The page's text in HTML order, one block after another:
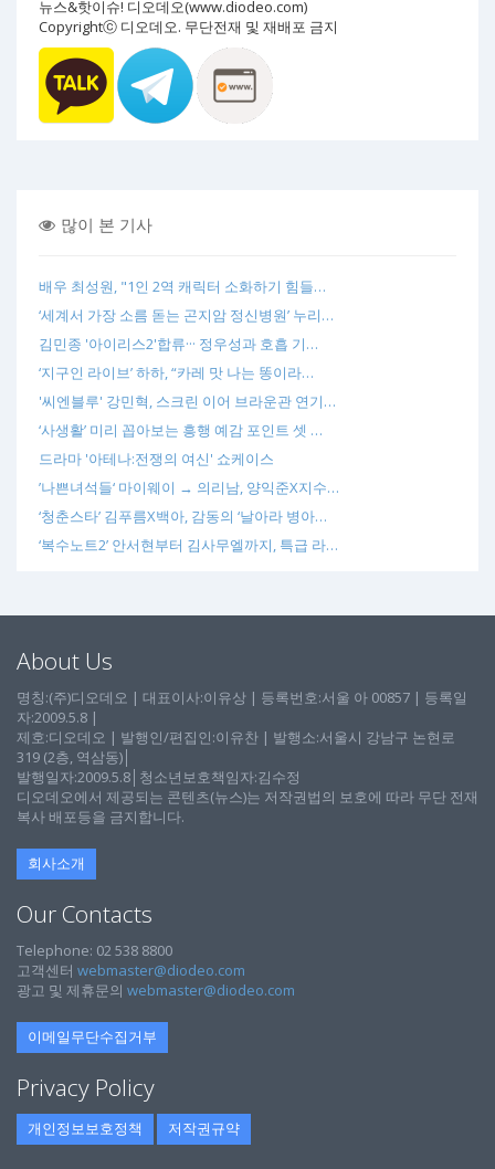
뉴스&핫이슈! 디오데오(www.diodeo.com)
Copyrightⓒ 디오데오. 무단전재 및 재배포 금지
많이 본 기사
배우 최성원, "1인 2역 캐릭터 소화하기 힘들…
‘세계서 가장 소름 돋는 곤지암 정신병원’ 누리…
김민종 '아이리스2'합류··· 정우성과 호흡 기…
‘지구인 라이브’ 하하, “카레 맛 나는 똥이라…
'씨엔블루' 강민혁, 스크린 이어 브라운관 연기…
‘사생활’ 미리 꼽아보는 흥행 예감 포인트 셋 …
드라마 '아테나:전쟁의 여신' 쇼케이스
’나쁜녀석들‘ 마이웨이 → 의리남, 양익준X지수…
‘청춘스타’ 김푸름X백아, 감동의 ‘날아라 병아…
‘복수노트2’ 안서현부터 김사무엘까지, 특급 라…
About Us
명칭:(주)디오데오 | 대표이사:이유상 | 등록번호:서울 아 00857 | 등록일
자:2009.5.8 |
제호:디오데오 | 발행인/편집인:이유찬 | 발행소:서울시 강남구 논현로
319 (2층, 역삼동)│
발행일자:2009.5.8│청소년보호책임자:김수정
디오데오에서 제공되는 콘텐츠(뉴스)는 저작권법의 보호에 따라 무단 전재
복사 배포등을 금지합니다.
회사소개
Our Contacts
Telephone: 02 538 8800
고객센터 webmaster@diodeo.com
광고 및 제휴문의 webmaster@diodeo.com
이메일무단수집거부
Privacy Policy
개인정보보호정책 저작권규약